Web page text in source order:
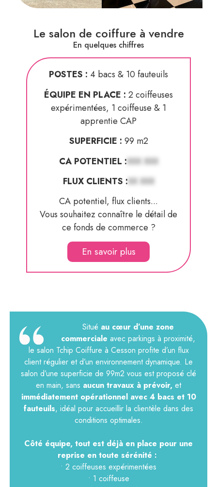
Le salon de coiffure à vendre
En quelques chiffres
POSTES : 4 bacs & 10 fauteuils
ÉQUIPE EN PLACE : 2 coiffeuses
expérimentées, 1 coiffeuse & 1
apprentie CAP
SUPERFICIE : 99 m2
CA POTENTIEL :XXX XXX
FLUX CLIENTS :XX XXX
CA potentiel, flux clients...
Vous souhaitez connaître le détail de
ce fonds de commerce ?
En savoir plus
Situé au cœur d’une zone
commerciale avec parkings à proximité,
le salon Tchip Coiffure à Cesson profite d’un flux
client régulier et d’un environnement dynamique. Le
salon d’une superficie de 99m2 vous est proposé clé
en main, sans aucun travaux à prévoir, et
immédiatement opérationnel avec 4 bacs et 10
fauteuils, idéal pour accueillir la clientèle dans des
conditions optimales.
Côté équipe, tout est déjà en place pour une
reprise en toute sérénité :
• 2 coiffeuses expérimentées
• 1 coiffeuse